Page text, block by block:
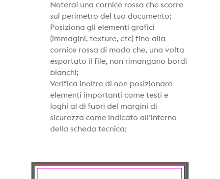
Noterai una cornice rossa che scorre
sul perimetro del tuo documento;
Posiziona gli elementi grafici
(immagini, texture, etc) fino alla
cornice rossa di modo che, una volta
esportato il file, non rimangano bordi
bianchi;
Verifica inoltre di non posizionare
elementi importanti come testi e
loghi al di fuori del margini di
sicurezza come indicato all’interno
della scheda tecnica;